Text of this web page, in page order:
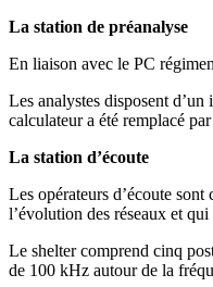
La station de préanalyse
En liaison avec le PC
Les analystes disposent
calculateur a été remplacé
La station d’écoute
Les opérateurs d’écoute
l’évolution des réseaux et
Le shelter comprend cinq
de 100 kHz autour de la